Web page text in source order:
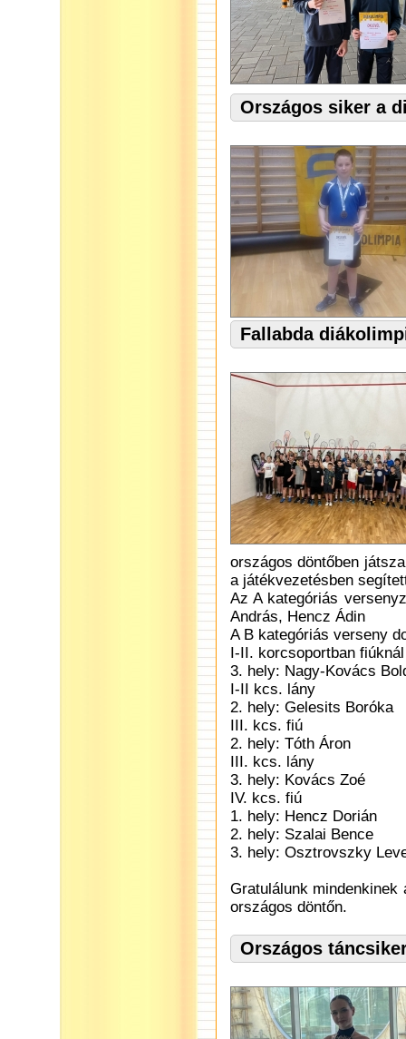
Országos siker a
Fallabda
országos döntőben
a játékvezetésben
Az A kategóriás
András, Hencz Ádin
A B kategóriás verseny
I-II. korcsoportban fiúknál
3. hely: Nagy-Kovács
I-II kcs. lány
2. hely: Gelesits Boróka
III. kcs. fiú
2. hely: Tóth Áron
III. kcs. lány
3. hely: Kovács Zoé
IV. kcs. fiú
1. hely: Hencz Dorián
2. hely: Szalai Bence
3. hely: Osztrovszky
Gratulálunk
országos döntőn.
Országos